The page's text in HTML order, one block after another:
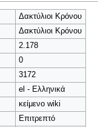
Δακτύλιοι Κρόνου
Δακτύλιοι Κρόνου
2.178
0
3172
el - Ελληνικά
κείμενο wiki
Επιτρεπτό